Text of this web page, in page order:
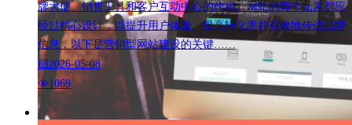
牌大使、销售工具和客户互动中心的作用。网站的每个元素都应
经过精心设计，以提升用户体验、提高转化率并有效地传达品牌
信息，以下是营销型网站建设的关键……
2026-05-08
1069